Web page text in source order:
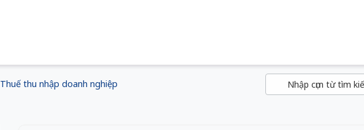
Thuế thu nhập doanh nghiệp